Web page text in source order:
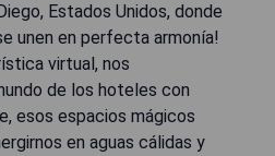
Estados Unidos, donde
unen en perfecta armonía!
virtual, nos
de los hoteles con
esos espacios mágicos
en aguas cálidas y